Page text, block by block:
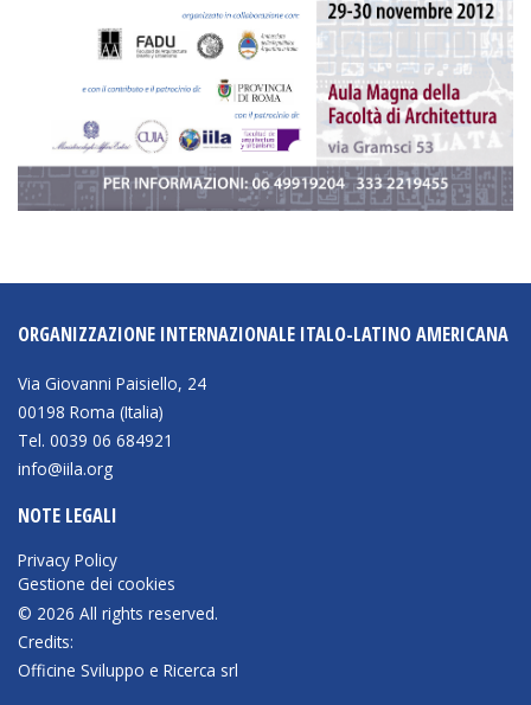
Audio
Catalogo
Pubblicazioni
OPPORTUNITÀ
Bandi
Borse di studio
Alta Formazione
Albo fornitori
Contratti/Accordi/Grant
ORGANIZZAZIONE INTERNAZIONALE ITALO-LATINO AMERICANA
Via Giovanni Paisiello, 24
00198 Roma (Italia)
Tel. 0039 06 684921
info@iila.org
NOTE LEGALI
Privacy Policy
Gestione dei cookies
© 2026 All rights reserved.
Credits:
Officine Sviluppo e Ricerca srl